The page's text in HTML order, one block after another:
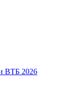
ВТБ 2026